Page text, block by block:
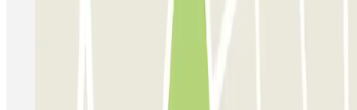
SABA Maisonnave
Ecoparking - Aeropuerto Alicante - Descubierto
Hermanos López Osaba